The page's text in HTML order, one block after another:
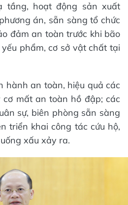
tầng, hoạt động sản xuất
án, sẵn sàng tổ chức
đảm an toàn trước khi bão
phẩm, cơ sở vật chất tại
hành an toàn, hiệu quả các
mất an toàn hồ đập; các
sự, biên phòng sẵn sàng
triển khai công tác cứu hộ,
xấu xảy ra.